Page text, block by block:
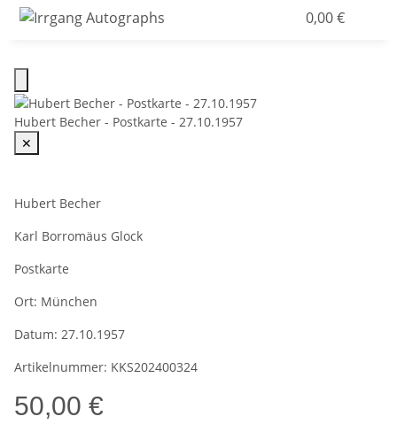
0,00 €
Hubert Becher - Postkarte - 27.10.1957
✕
Hubert Becher
Karl Borromäus Glock
Postkarte
Ort: München
Datum: 27.10.1957
Artikelnummer: KKS202400324
50,00 €